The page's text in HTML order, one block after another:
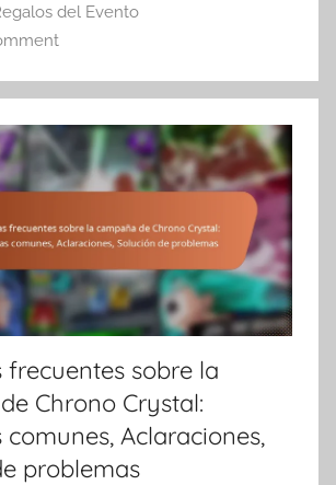
del Evento
frecuentes sobre la
Chrono Crystal:
comunes, Aclaraciones,
problemas